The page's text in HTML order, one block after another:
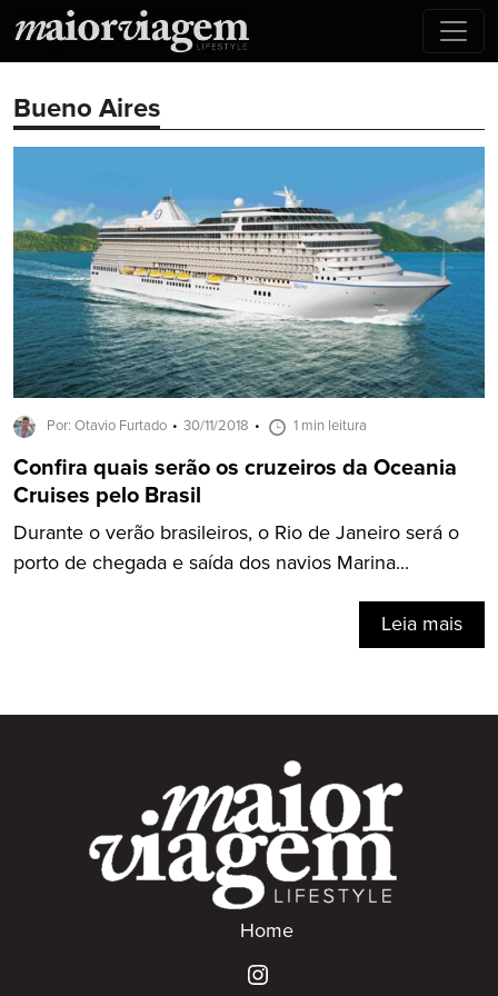
Bueno Aires
Por: Otavio Furtado 30/11/2018 1 min leitura
Confira quais serão os cruzeiros da Oceania
Cruises pelo Brasil
Durante o verão brasileiros, o Rio de Janeiro será o
porto de chegada e saída dos navios Marina...
Leia mais
Home